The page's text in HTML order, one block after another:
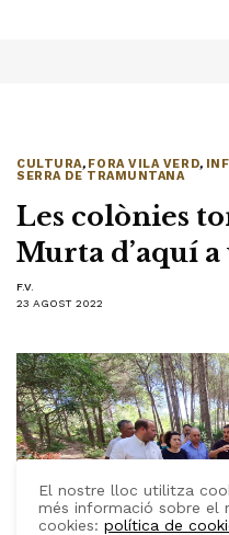
CULTURA, FORA VILA VERD,
SERRA DE TRAMUNTANA
Les colònies
Murta d’aquí
F.V.
23 AGOST 2022
El nostre lloc utilitza
més informació sobre el
cookies:política de